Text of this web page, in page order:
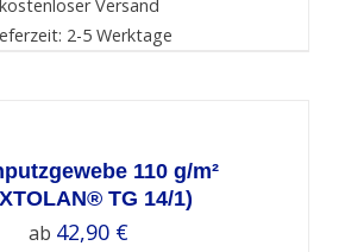
kostenloser Versand
2-5 Werktage
110 g/m²
TG 14/1)
ab 42,90 €